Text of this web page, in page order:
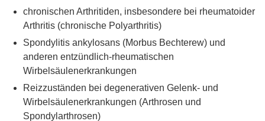
chronischen Arthritiden, insbesondere bei rheumatoider
Arthritis (chronische Polyarthritis)
Spondylitis ankylosans (Morbus Bechterew) und
anderen entzündlich-rheumatischen
Wirbelsäulenerkrankungen
Reizzuständen bei degenerativen Gelenk- und
Wirbelsäulenerkrankungen (Arthrosen und
Spondylarthrosen)